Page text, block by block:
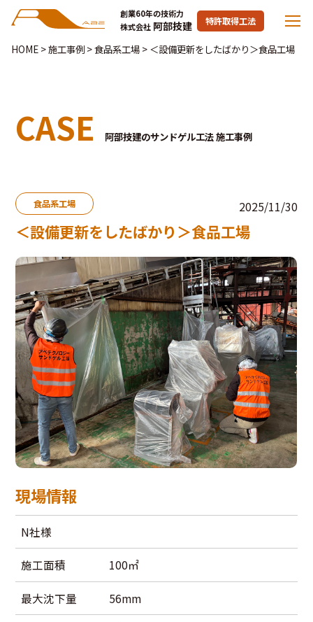
創業60年の技術力
株式会社 阿部技建 特許取得工法
HOME>施工事例>食品系工場> ＜設備更新をしたばかり＞食品工場
CASE 阿部技建のサンドゲル工法 施工事例
食品系工場 2025/11/30
＜設備更新をしたばかり＞食品工場
現場情報
N社様
施工面積 100㎡
最大沈下量 56mm